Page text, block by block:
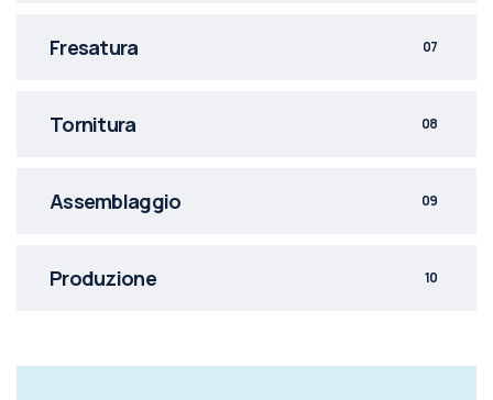
Fresatura 07
Tornitura 08
Assemblaggio 09
Produzione 10